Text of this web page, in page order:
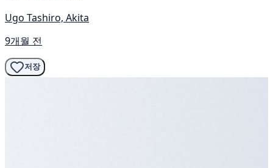
Ugo Tashiro, Akita
9개월 전
저장